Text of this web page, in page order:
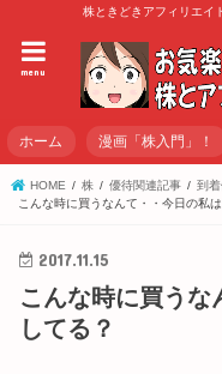
株ときどきアフィリエイ
menu
ホーム 漫画「株入門」！
HOME 株 優待関連記事
到
こんな時に買うなんて・・今日の私
2017.11.15
こんな時に買うな
してる？